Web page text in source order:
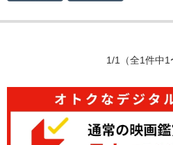
1/1 （全1件中1